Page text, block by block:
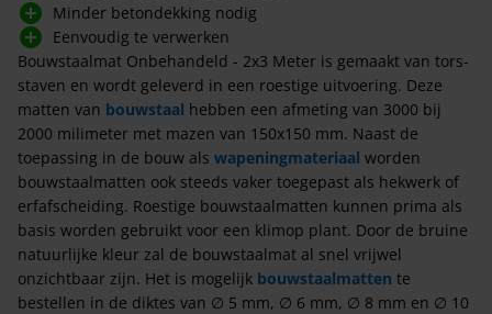
Minder betondekking nodig
Eenvoudig te verwerken
Bouwstaalmat Onbehandeld - 2x3 Meter is gemaakt van tors-
staven en wordt geleverd in een roestige uitvoering. Deze
matten van bouwstaal hebben een afmeting van 3000 bij
2000 milimeter met mazen van 150x150 mm. Naast de
toepassing in de bouw als wapeningmateriaal worden
bouwstaalmatten ook steeds vaker toegepast als hekwerk of
erfafscheiding. Roestige bouwstaalmatten kunnen prima als
basis worden gebruikt voor een klimop plant. Door de bruine
natuurlijke kleur zal de bouwstaalmat al snel vrijwel
onzichtbaar zijn. Het is mogelijk bouwstaalmatten te
bestellen in de diktes van ∅ 5 mm, ∅ 6 mm, ∅ 8 mm en ∅ 10